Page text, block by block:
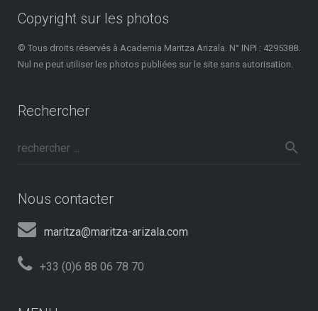
Copyright sur les photos
© Tous droits réservés à Academia Maritza Arizala. N° INPI : 4295388.
Nul ne peut utiliser les photos publiées sur le site sans autorisation.
Rechercher
Nous contacter
maritza@maritza-arizala.com
+33 (0)6 88 06 78 70